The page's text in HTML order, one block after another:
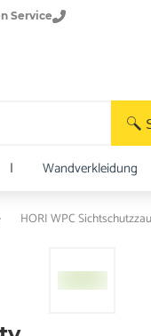
Service
| Wandverkleidung
HORI WPC